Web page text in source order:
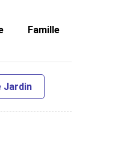
Famille
Jardin